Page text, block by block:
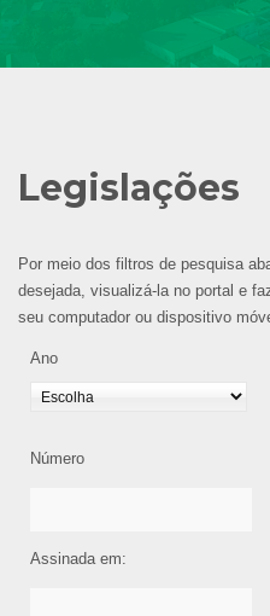
Legislações
Por meio dos filtros de pesquisa
desejada, visualizá-la no portal e
seu computador ou dispositivo
Ano
Número
Assinada em: